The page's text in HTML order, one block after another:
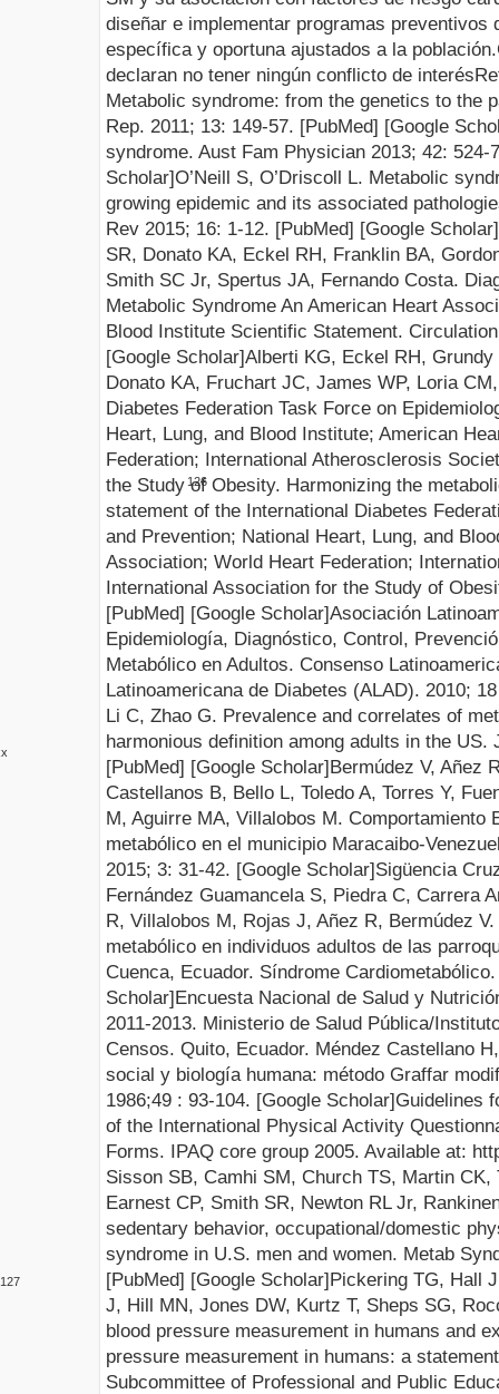
diseñar e implementar programas preventivos
específica y oportuna ajustados a la población.
declaran no tener ningún conflicto de interés
Metabolic syndrome: from the genetics to the
Rep. 2011; 13: 149-57. [PubMed] [Google
syndrome. Aust Fam Physician 2013; 42: 524-
Scholar]O’Neill S, O’Driscoll L. Metabolic
growing epidemic and its associated
Rev 2015; 16: 1-12. [PubMed] [Google Scholar]
SR, Donato KA, Eckel RH, Franklin BA,
Smith SC Jr, Spertus JA, Fernando Costa.
Metabolic Syndrome An American Heart
Blood Institute Scientific Statement. Circulat
[Google Scholar]
126
Alberti KG, Eckel RH,
Donato KA, Fruchart JC, James WP, Loria
Diabetes Federation Task Force on
Heart, Lung, and Blood Institute; American
Federation; International Atherosclerosis
the Study of Obesity. Harmonizing the
statement of the International Diabetes
and Prevention; National Heart, Lung, and
Association; World Heart Federation;
International Association for the Study of O
[PubMed] [Google Scholar]Asociación
Epidemiología, Diagnóstico, Control,
Metabólico en Adultos. Consenso
Latinoamericana de Diabetes (ALAD). 2010; 18
Li C, Zhao G. Prevalence and correlates of
harmonious definition among adults in the US.
[PubMed] [Google Scholar]Bermúdez V, Añez
Castellanos B, Bello L, Toledo A, Torres Y,
M, Aguirre MA, Villalobos M. Comportamiento
metabólico en el municipio Maracaibo-
2015; 3: 31-42. [Google Scholar]Sigüencia
Fernández Guamancela S, Piedra C, Carrera
R, Villalobos M, Rojas J, Añez R, Bermúdez V.
metabólico en individuos adultos de las
Cuenca, Ecuador. Síndrome Cardiometabólico.
Scholar]Encuesta Nacional de Salud y
2011-2013. Ministerio de Salud Pública/
Censos. Quito, Ecuador. Méndez Castellano
social y biología humana: método Graffar
1986;49 : 93-104. [Google Scholar]Guidelines
of the International Physical Activity
Forms. IPAQ core group 2005. Available at:
127
Sisson SB, Camhi SM, Church TS, Martin
Earnest CP, Smith SR, Newton RL Jr,
sedentary behavior, occupational/domestic
syndrome in U.S. men and women. Metab
[PubMed] [Google Scholar]Pickering TG, Hall
J, Hill MN, Jones DW, Kurtz T, Sheps SG,
blood pressure measurement in humans and
pressure measurement in humans: a
Subcommittee of Professional and Public